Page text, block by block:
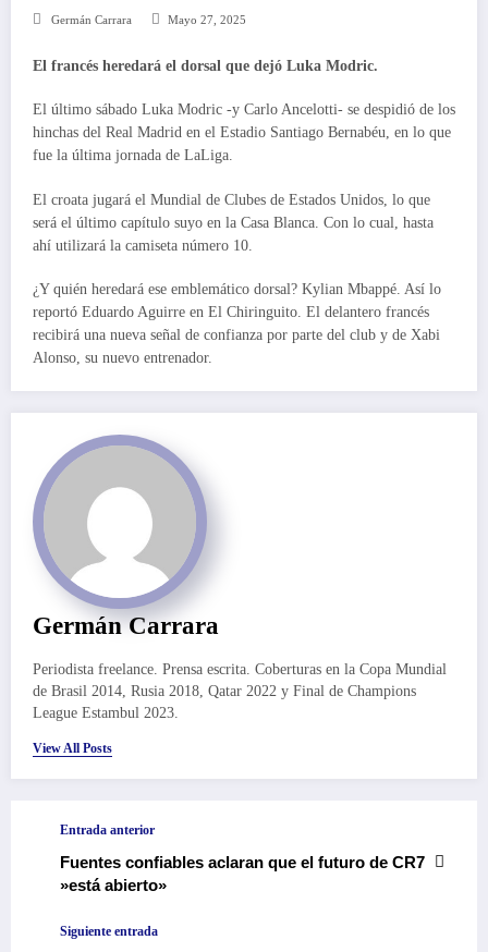
Germán Carrara Mayo 27, 2025
El francés heredará el dorsal que dejó Luka Modric.
El último sábado Luka Modric -y Carlo Ancelotti- se despidió de los
hinchas del Real Madrid en el Estadio Santiago Bernabéu, en lo que
fue la última jornada de LaLiga.
El croata jugará el Mundial de Clubes de Estados Unidos, lo que
será el último capítulo suyo en la Casa Blanca. Con lo cual, hasta
ahí utilizará la camiseta número 10.
¿Y quién heredará ese emblemático dorsal? Kylian Mbappé. Así lo
reportó Eduardo Aguirre en El Chiringuito. El delantero francés
recibirá una nueva señal de confianza por parte del club y de Xabi
Alonso, su nuevo entrenador.
Germán Carrara
Periodista freelance. Prensa escrita. Coberturas en la Copa Mundial
de Brasil 2014, Rusia 2018, Qatar 2022 y Final de Champions
League Estambul 2023.
View All Posts
Entrada anterior
Fuentes confiables aclaran que el futuro de CR7
»está abierto»
Siguiente entrada